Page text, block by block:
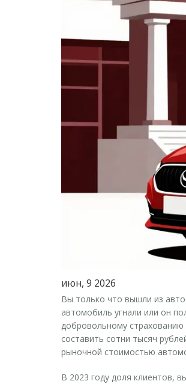
июн, 9 2026
Вы только что вышли из
автомобиль угнали или он
добровольному
составить сотни тысяч
рыночной стоимостью
В 2023 году доля клиентов,